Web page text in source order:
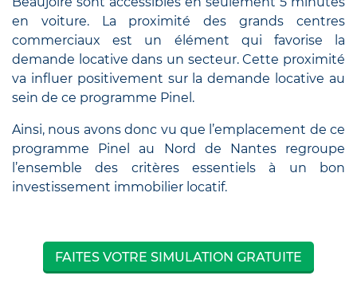
en voiture. La proximité des grands centres
commerciaux est un élément qui favorise la
demande locative dans un secteur. Cette proximité
va influer positivement sur la demande locative au
sein de ce programme Pinel.
Ainsi, nous avons donc vu que l’emplacement de ce
programme Pinel au Nord de Nantes regroupe
l’ensemble des critères essentiels à un bon
investissement immobilier locatif.
FAITES VOTRE SIMULATION GRATUITE